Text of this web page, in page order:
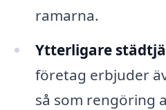
ramarna.
Ytterligare
företag erbjuder
så som rengöring